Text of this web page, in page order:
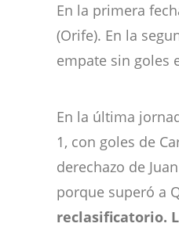
En la primera
(Orife). En la
empate sin goles
En la última
1, con goles de
derechazo de
porque superó a
reclasificatorio.